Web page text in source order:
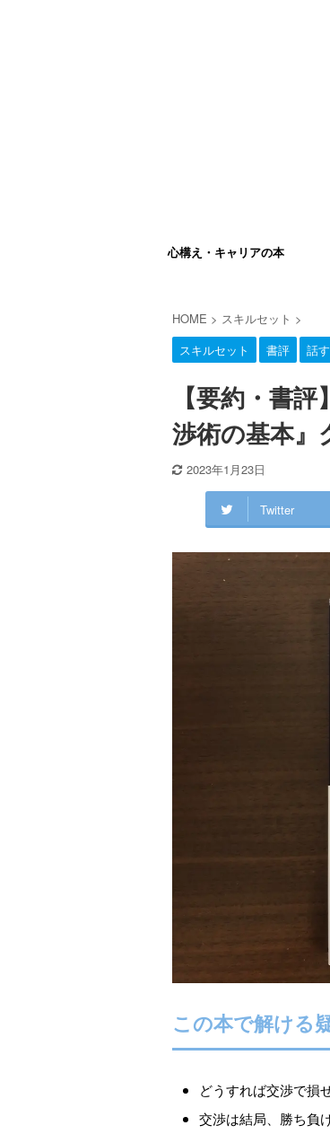
心構え・キャリアの本
HOME > スキルセット >
スキルセット
書評 話す
【要約・書
渉術の基本』
2023年1月23日
Twitter
この本で解ける
どうすれば交渉で損
交渉は結局、勝ち負